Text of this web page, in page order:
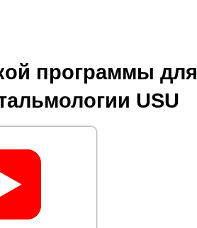
программы для
USU